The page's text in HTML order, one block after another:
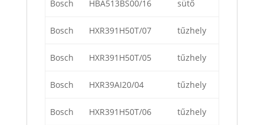
Bosch HBA513BS00/16 sütő
Bosch HXR391H50T/07 tűzhely
Bosch HXR391H50T/05 tűzhely
Bosch HXR39AI20/04 tűzhely
Bosch HXR391H50T/06 tűzhely